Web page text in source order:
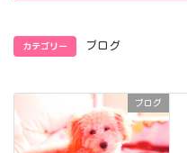
カテゴリー ブログ
ブログ